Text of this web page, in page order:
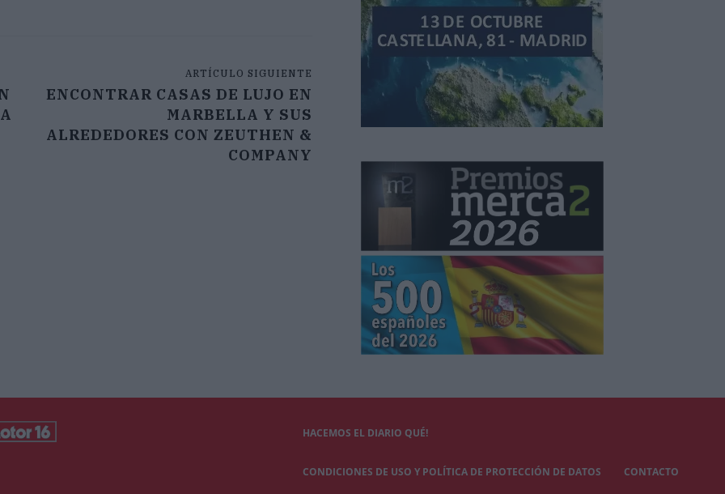
ARTÍCULO SIGUIENTE
ENCONTRAR CASAS DE LUJO EN
MARBELLA Y SUS
ALREDEDORES CON ZEUTHEN &
COMPANY
HACEMOS EL DIARIO QUÉ!
CONDICIONES DE USO Y POLÍTICA DE PROTECCIÓN DE DATOS CONTACTO